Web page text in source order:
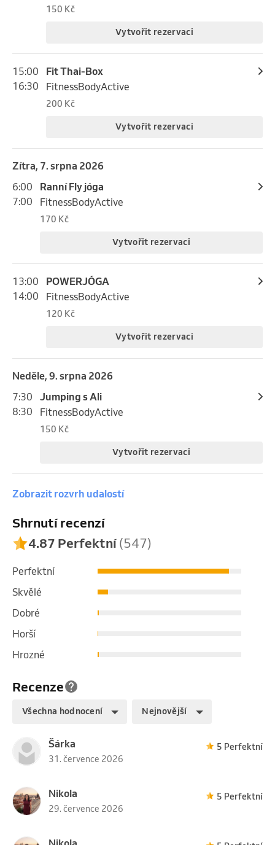
150 Kč
Vytvořit rezervaci
15:00
16:30
Fit Thai-Box
FitnessBodyActive
200 Kč
Vytvořit rezervaci
Zítra, 7. srpna 2026
6:00
7:00
Ranní Fly jóga
FitnessBodyActive
170 Kč
Vytvořit rezervaci
13:00
14:00
POWERJÓGA
FitnessBodyActive
120 Kč
Vytvořit rezervaci
neděle, 9. srpna 2026
7:30
8:30
Jumping s Ali
FitnessBodyActive
150 Kč
Vytvořit rezervaci
Zobrazit rozvrh udalostí
Recenze
Všechna hodnocení Nejnovější
Šárka
31. července 2026
5 Perfektní
Nikola
29. července 2026
5 Perfektní
Shrnutí recenzí
4.87 Perfektní(547)
Perfektní
Skvělé
Dobré
Horší
Hrozné